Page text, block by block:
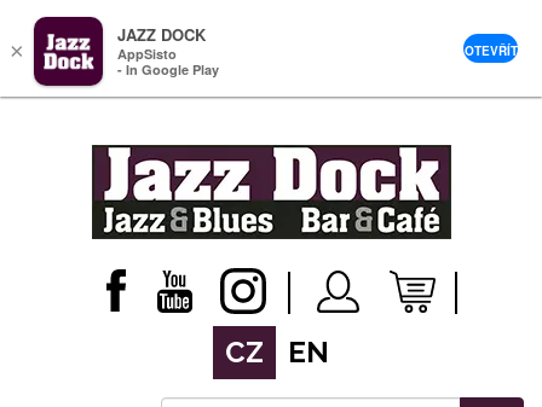
CZ EN
×
JAZZ DOCK
AppSisto
- In Google Play
OTEVŘÍT